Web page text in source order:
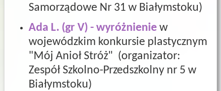
Samorządowe Nr 31 w Białymstoku)
Ada L. (gr V) - wyróżnienie w
wojewódzkim konkursie plastycznym
"Mój Anioł Stróż" (organizator:
Zespół Szkolno-Przedszkolny nr 5 w
Białymstoku)